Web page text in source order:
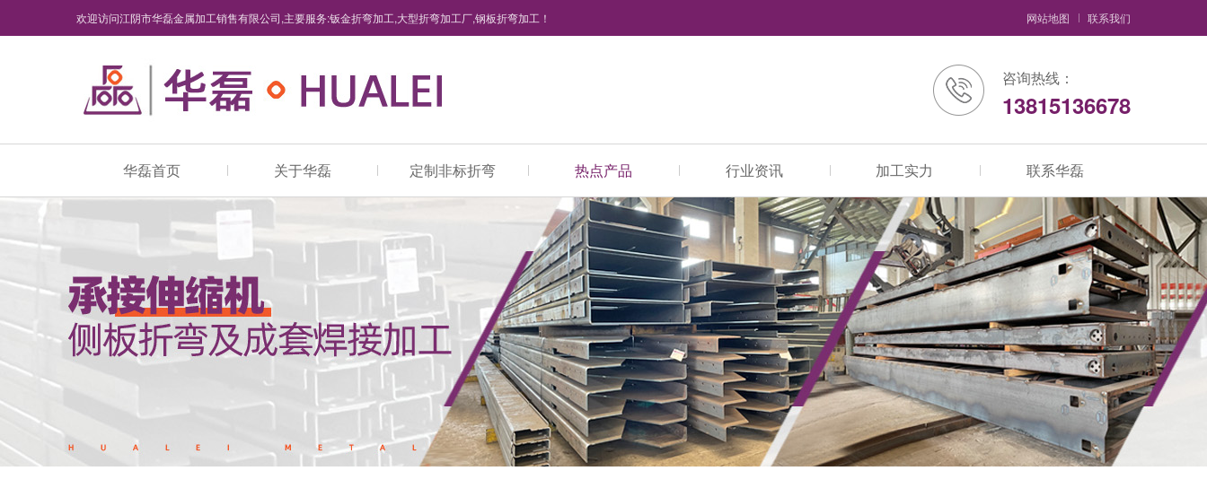
欢迎访问江阴市华磊金属加工销售有限公司,主要服务:钣金折弯加工,大型折弯加工厂,钢板折弯加工！ 联系我们
网站地图
咨询热线：
13815136678
华磊首页 关于华磊 定制非标折弯 热点产品 行业资讯 加工实力 联系华磊